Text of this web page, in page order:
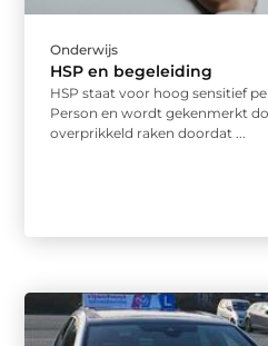
Onderwijs
HSP en begeleiding
HSP staat voor hoog sensitief
Person en wordt gekenmerkt
overprikkeld raken doordat ...